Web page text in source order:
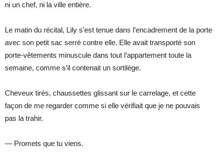
ni un chef, ni la ville entière.
Le matin du récital, Lily s’est tenue dans l’encadrement de la porte
avec son petit sac serré contre elle. Elle avait transporté son
porte-vêtements minuscule dans tout l’appartement toute la
semaine, comme s’il contenait un sortilège.
Cheveux tirés, chaussettes glissant sur le carrelage, et cette
façon de me regarder comme si elle vérifiait que je ne pouvais
pas la trahir.
— Promets que tu viens.